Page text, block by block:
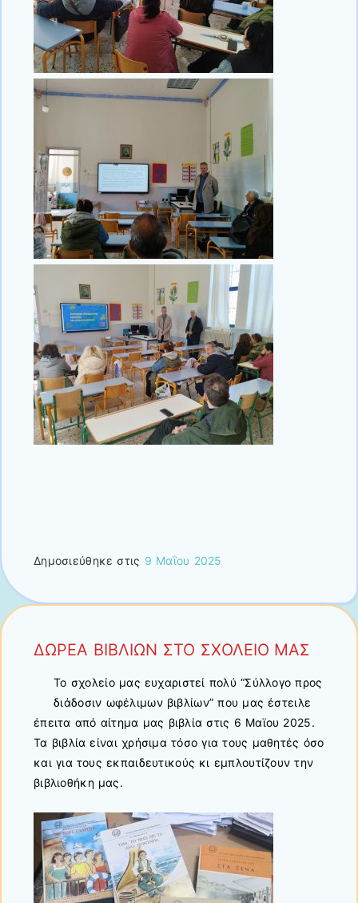
Δημοσιεύθηκε στις 9 Μαΐου 2025
ΔΩΡΕΑ ΒΙΒΛΙΩΝ ΣΤΟ ΣΧΟΛΕΙΟ ΜΑΣ
Το σχολείο μας ευχαριστεί πολύ “Σύλλογο προς
διάδοσιν ωφέλιμων βιβλίων” που μας έστειλε
έπειτα από αίτημα μας βιβλία στις 6 Μαϊου 2025.
Τα βιβλία είναι χρήσιμα τόσο για τους μαθητές όσο
και για τους εκπαιδευτικούς κι εμπλουτίζουν την
βιβλιοθήκη μας.